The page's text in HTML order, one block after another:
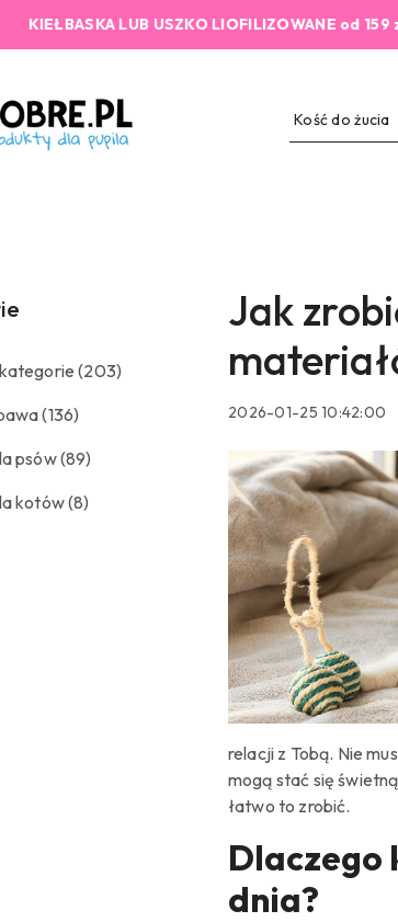
USZKO LIOFILIZOWANE od 159 zł GRATIS! 2%
(203)
(136)
psów(89)
kotów(8)
Jak
2026-01-25 10:42:00
relacji z Tobą. Nie
mogą stać się
łatwo to zrobić.
Dlaczego
dnia?